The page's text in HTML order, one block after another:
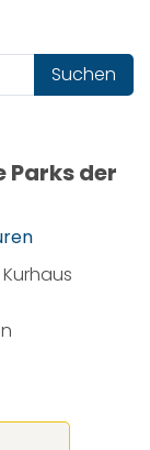
Suchen
Parks der